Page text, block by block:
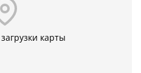
карты